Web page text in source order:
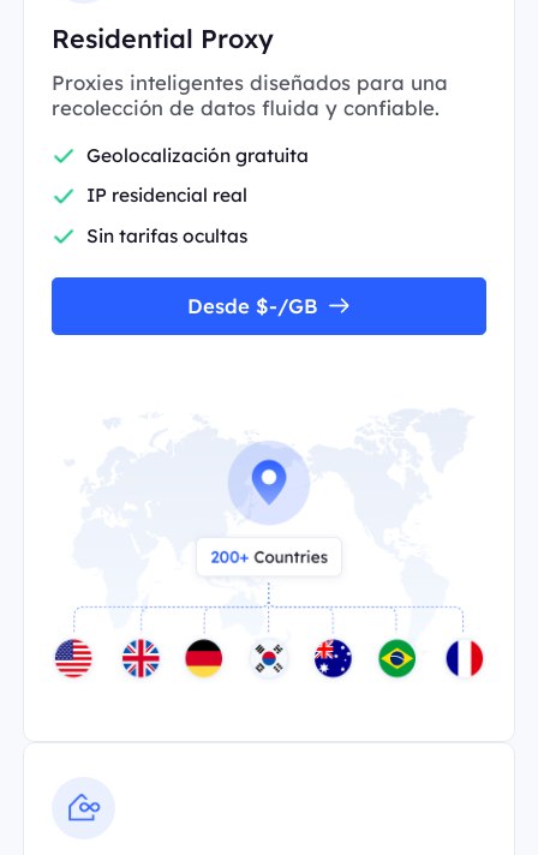
Residential Proxy
Proxies inteligentes diseñados para una
recolección de datos fluida y confiable.
Geolocalización gratuita
IP residencial real
Sin tarifas ocultas
Desde $-/GB